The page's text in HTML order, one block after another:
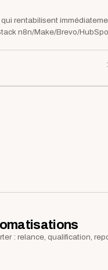
rentabilisent
n8n/Make/Brevo/
: relance, qualification,